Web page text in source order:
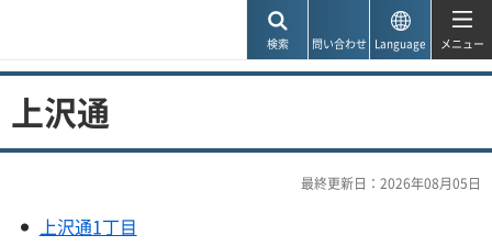
検索 問い合わせ Language メニュー
上沢通
最終更新日：2026年08月05日
上沢通1丁目